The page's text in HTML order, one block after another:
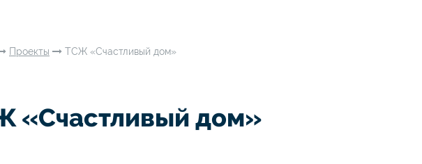
Проекты ТСЖ «Счастливый дом»
«Счастливый дом»